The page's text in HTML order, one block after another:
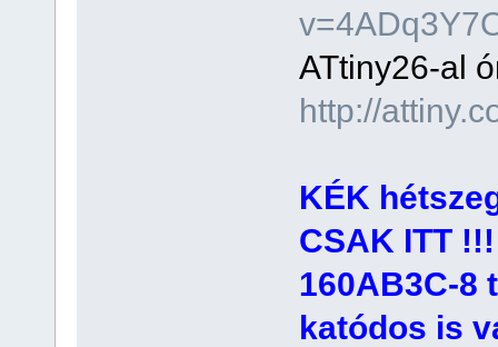
ATtiny26-al
http://
KÉK
CSAK ITT
160AB3C-8
katódos is